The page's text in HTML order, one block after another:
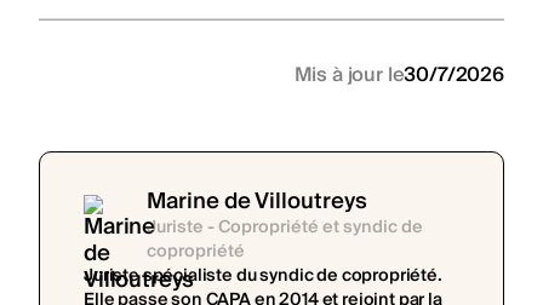
Mis à jour le30/7/2026
Marine de Villoutreys
Juriste - Copropriété et syndic de
copropriété
Juriste spécialiste du syndic de copropriété.